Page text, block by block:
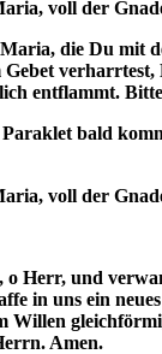
voll der
die Du mit
Gebet
entflammt.
bald
voll der
o Herr, und
in uns ein
Willen
Amen.